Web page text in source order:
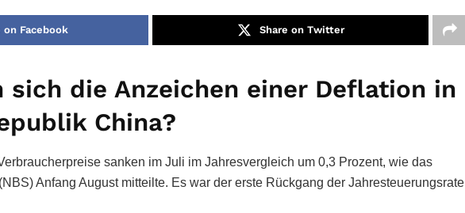
on Facebook Share on Twitter
sich die Anzeichen einer Deflation in
China?
sanken im Juli im Jahresvergleich um 0,3 Prozent, wie das
Anfang August mitteilte. Es war der erste Rückgang der Jahresteuerungsrate